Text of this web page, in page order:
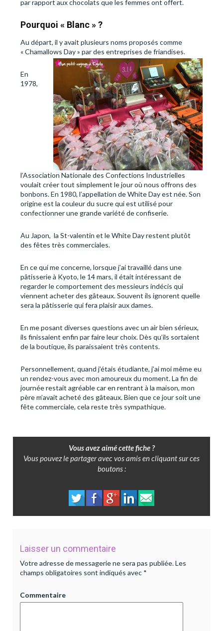
par rapport aux chocolats que les femmes ont offert.
Pourquoi « Blanc » ?
Au départ, il y avait plusieurs noms proposés comme
« Chamallows Day » par des entreprises de friandises.
En
1978,
l’Association Nationale des Confections Industrielles
voulait créer tout simplement le jour où nous offrons des
bonbons. En 1980, l’appellation de White Day est née. Son
origine est la couleur du sucre qui est utilisé pour
confectionner une grande variété de confiserie.
Au Japon, la St-valentin et le White Day restent plutôt
des fêtes très commerciales.
En ce qui me concerne, lorsque j’ai travaillé dans une
pâtisserie à Kyoto, le 14 mars, il était intéressant de
regarder le comportement des messieurs indécis qui
viennent acheter des gâteaux. Souvent ils ignorent quelle
sera la pâtisserie qui fera plaisir aux dames.
En me posant diverses questions avec un air bien sérieux,
ils finissaient enfin par faire leur choix. Dès qu’ils sortaient
de la boutique, ils paraissaient très contents.
Personnellement, quand j’étais étudiante, j’ai moi même eu
un rendez-vous avec mon amoureux du moment. La fin de
journée restait agréable car en rentrant à la maison, mon
père m’avait acheté des gâteaux. Bien que ce jour soit une
fête commerciale, cela reste très sympathique.
Vous avez aimé cette fiche ?
Vous pouvez le partager avec vos amis en cliquant sur ces
boutons :
Laisser un commentaire
Votre adresse de messagerie ne sera pas publiée.Les
champs obligatoires sont indiqués avec *
Commentaire